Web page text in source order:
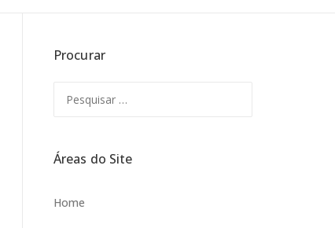
Procurar
por:
Áreas do Site
Home